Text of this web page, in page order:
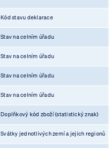
Kód stavu deklarace
Stav na celním úřadu
Stav na celním úřadu
Stav na celním úřadu
Stav na celním úřadu
Doplňkový kód zboží (statistický znak)
Svátky jednotlivých zemí a jejich regionů